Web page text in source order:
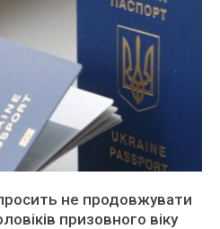
не продовжувати
призовного віку